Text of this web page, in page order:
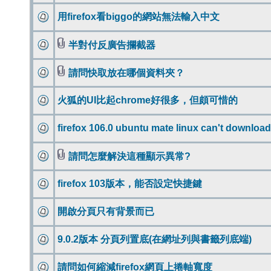
用firefox看biggo的網站無法輸入中文
半對付反廣告攔截器
請問快取放在哪個資料夾？
火狐的UI比起chrome好很多，但頗可惜的
firefox 106.0 ubuntu mate linux can't
請問怎麼解決這種顯示異常?
firefox 103版本，能否設定快捷鍵
開啟分頁只有背景而已
9.0.2版本 分頁列置底(在網址列與書籤列底端)
請問如何縮減firefox網頁上捲軸寬度